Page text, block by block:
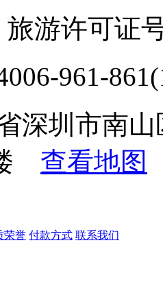
游许可证
961-
深圳市南
查看地图
荣誉 付款方式 联系我们